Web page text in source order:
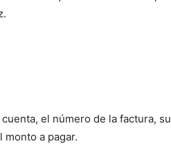
el número de la factura, su
a pagar.